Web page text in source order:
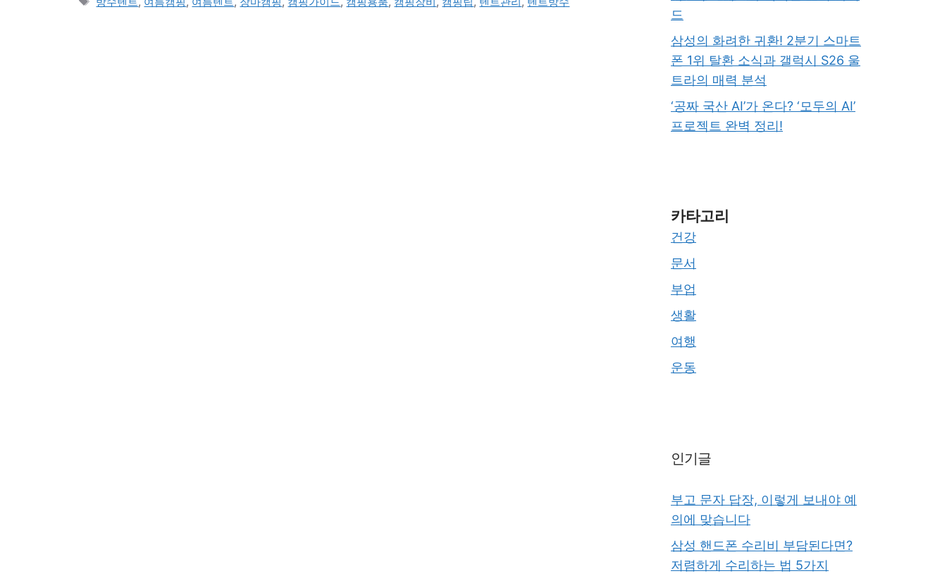
드
삼성의 화려한 귀환! 2분기 스마트
폰 1위 탈환 소식과 갤럭시 S26 울
트라의 매력 분석
‘공짜 국산 AI’가 온다? ‘모두의 AI’
프로젝트 완벽 정리!
카타고리
건강
문서
부업
생활
여행
운동
인기글
부고 문자 답장, 이렇게 보내야 예
의에 맞습니다
삼성 핸드폰 수리비 부담된다면?
저렴하게 수리하는 법 5가지